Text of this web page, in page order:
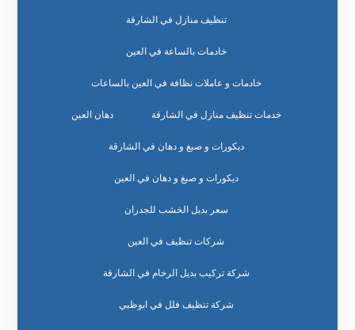
تنظيف منازل في الشارقة
خادمات بالساعة في العين
خادمات و عاملات نظافة في العين بالساعات
خدمات تنظيف منازل في الشارقة دهان العين
ديكورات و صبغ و دهان في الشارقة
ديكورات و صبغ و دهان في العين
سعر بديل الخشب للجدران
شركات تنظيف في العين
شركة تركيب بديل الرخام في الشارقة
شركة تنظيف فلل في ابوظبي